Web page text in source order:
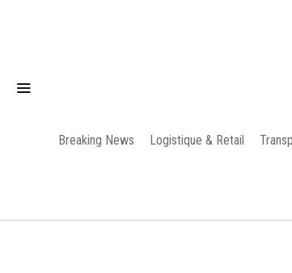
Breaking News Logistique & Retail